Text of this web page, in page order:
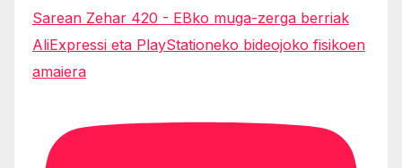
Sarean Zehar 420 - EBko muga-zerga berriak
AliExpressi eta PlayStationeko bideojoko fisikoen
amaiera